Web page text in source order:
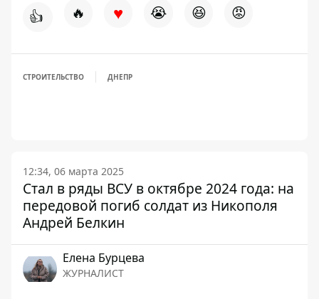
👍 🔥 ♥ 😭 😆 😡
СТРОИТЕЛЬСТВО ДНЕПР
12:34, 06 марта 2025
Стал в ряды ВСУ в октябре 2024 года: на
передовой погиб солдат из Никополя
Андрей Белкин
Елена Бурцева
ЖУРНАЛИСТ